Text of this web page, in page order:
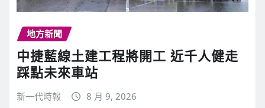
地方新聞
中捷藍線土建工程將開工 近千人健走
踩點未來車站
新一代時報 8 月 9, 2026